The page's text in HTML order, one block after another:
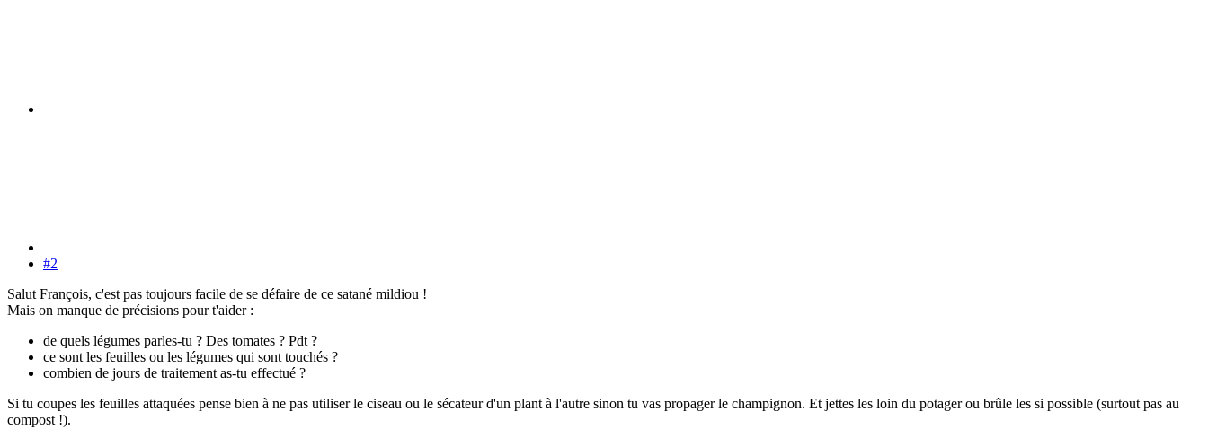
#2
Salut François, c'est pas toujours facile de se défaire de ce satané mildiou !
Mais on manque de précisions pour t'aider :
de quels légumes parles-tu ? Des tomates ? Pdt ?
ce sont les feuilles ou les légumes qui sont touchés ?
combien de jours de traitement as-tu effectué ?
Si tu coupes les feuilles attaquées pense bien à ne pas utiliser le ciseau ou le sécateur d'un plant à l'autre sinon tu vas propager le champignon. Et jettes les loin du potager ou brûle les si possible (surtout pas au
compost !).